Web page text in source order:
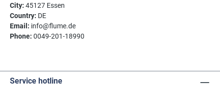
City: 45127 Essen
Country: DE
Email: info@flume.de
Phone: 0049-201-18990
Service hotline